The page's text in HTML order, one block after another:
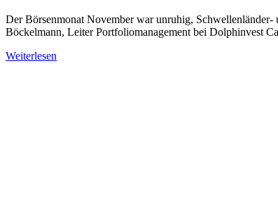
Der Börsenmonat November war unruhig,
Böckelmann, Leiter Portfoliomanagement bei Dolphinvest
Weiterlesen